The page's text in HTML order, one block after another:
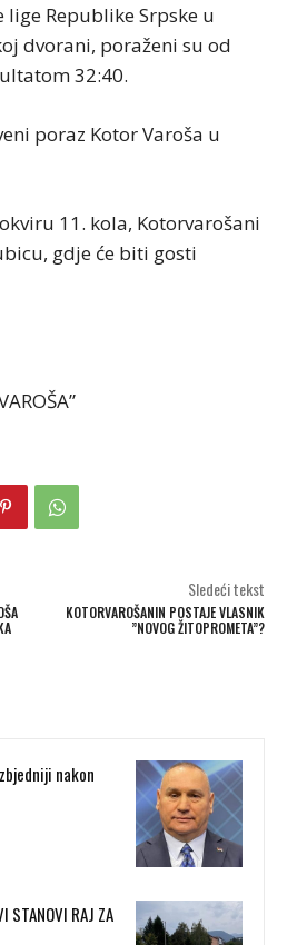
Republike Srpske u
dvorani, poraženi su od
32:40.
poraz Kotor Varoša u
11. kola, Kotorvarošani
gdje će biti gosti
Sledeći tekst
KOTORVAROŠANIN POSTAJE VLASNIK
”NOVOG ŽITOPROMETA”?
nakon
STANOVI RAJ ZA